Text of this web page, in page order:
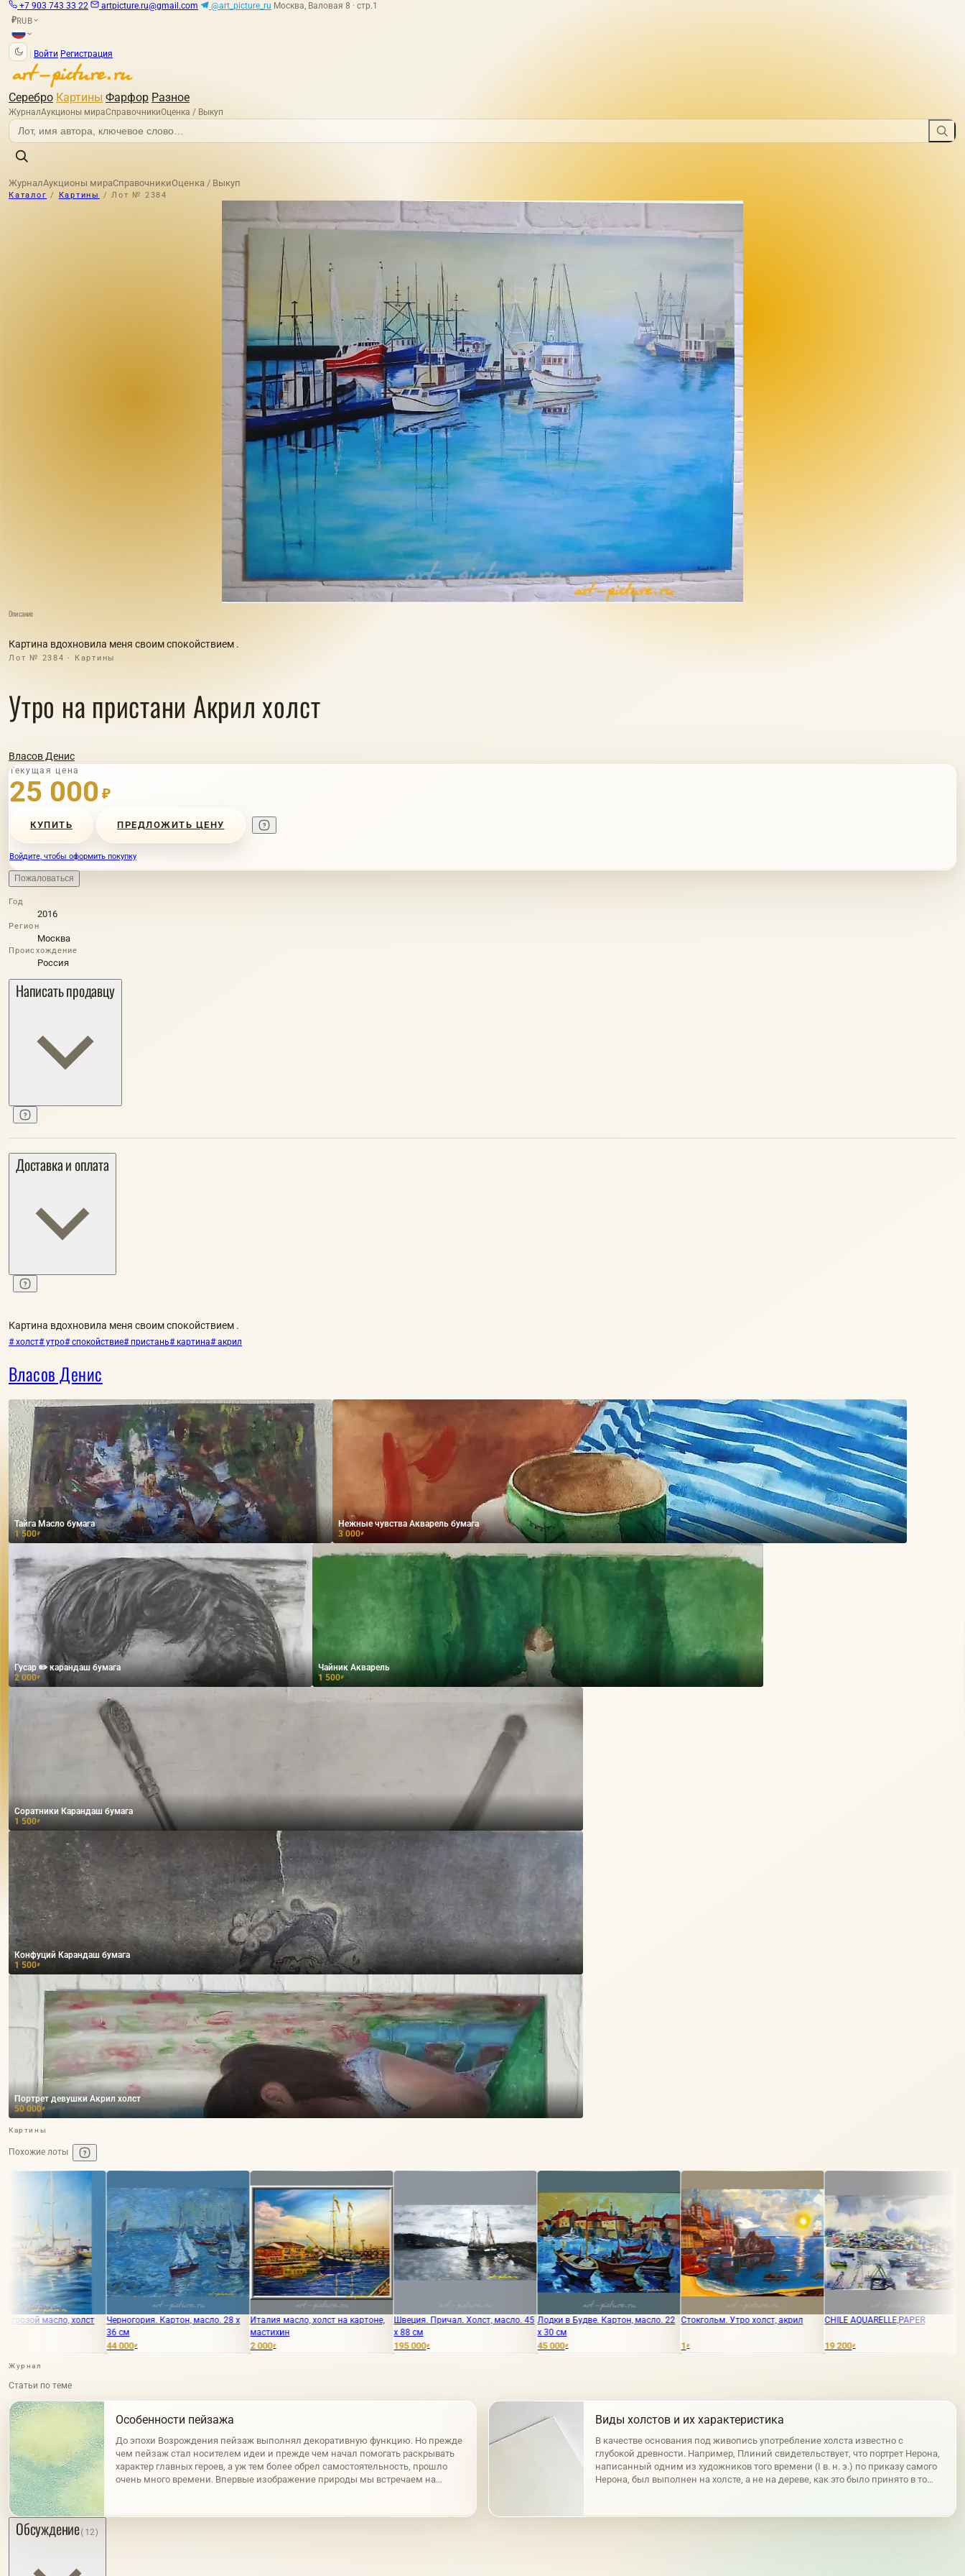
+7 903 743 33 22 artpicture.ru@gmail.com @art_picture_ru Москва, Валовая 8 · стр.1
₽RUB
Войти Регистрация
Серебро Картины Фарфор Разное
ЖурналАукционы мираСправочникиОценка / Выкуп
ЖурналАукционы мираСправочникиОценка / Выкуп
Каталог / Картины / Лот № 2384
Описание
Картина вдохновила меня своим спокойствием .
Лот № 2384 · Картины
Утро на пристани Акрил холст
Власов Денис
Текущая цена
25 000 ₽
КУПИТЬ ПРЕДЛОЖИТЬ ЦЕНУ
Войдите, чтобы оформить покупку
Пожаловаться
Год
2016
Регион
Москва
Происхождение
Россия
Написать продавцу
Доставка и оплата
Картина вдохновила меня своим спокойствием .
# холст# утро# спокойствие# пристань# картина# акрил
Власов Денис
Тайга Масло бумага
1 500₽
Нежные чувства Акварель бумага
3 000₽
Гусар ✏️ карандаш бумага
2 000₽
Чайник Акварель
1 500₽
Соратники Карандаш бумага
1 500₽
Конфуций Карандаш бумага
1 500₽
Портрет девушки Акрил холст
50 000₽
Картины
Похожие лоты
Черногория. Картон, масло. 28 х
Италия масло, холст на картоне,
Швеция. Причал. Холст, масло. 45 Лодки в Будве. Картон, масло. 22
Стокгольм. Утро холст, акрил CHILE AQUARELLE,PAPER "Романтика"
Журнал
Статьи по теме
Особенности пейзажа
До эпохи Возрождения пейзаж выполнял декоративную функцию. Но прежде
чем пейзаж стал носителем идеи и прежде чем начал помогать раскрывать
характер главных героев, а уж тем более обрел самостоятельность, прошло
очень много времени. Впервые изображение природы мы встречаем на
Виды холстов и их характеристика
В качестве основания под живопись употребление холста известно с
глубокой древности. Например, Плиний свидетельствует, что портрет Нерона,
написанный одним из художников того времени (I в. н. э.) по приказу самого
Нерона, был выполнен на холсте, а не на дереве, как это было принято в то
Обсуждение(12)